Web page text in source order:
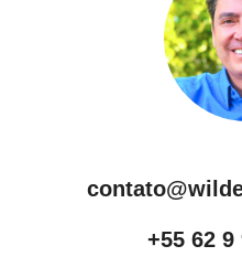
+55 62 9